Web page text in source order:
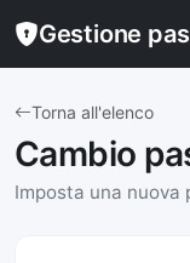
Gestione
Torna all'elenco
Cambio
Imposta una